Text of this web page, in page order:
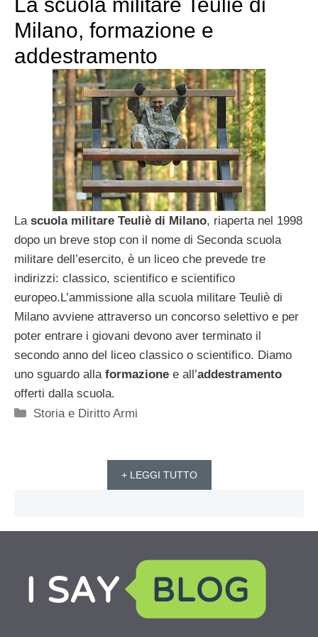
Milano, formazione e
addestramento
La scuola militare Teuliè di Milano, riaperta nel 1998
dopo un breve stop con il nome di Seconda scuola
militare dell’esercito, è un liceo che prevede tre
indirizzi: classico, scientifico e scientifico
europeo.L’ammissione alla scuola militare Teuliè di
Milano avviene attraverso un concorso selettivo e per
poter entrare i giovani devono aver terminato il
secondo anno del liceo classico o scientifico. Diamo
uno sguardo alla formazione e all’addestramento
offerti dalla scuola.
Categorie
Storia e Diritto Armi
+ LEGGI TUTTO